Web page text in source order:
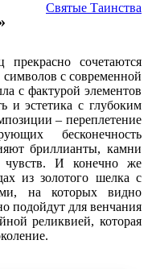
Святые Таинства
сочетаются
с современной
с фактурой элементов
и эстетика с глубоким
– переплетение
бесконечность
бриллианты, камни
чувств. И конечно же
из золотого шелка с
на которых видно
подойдут для венчания
реликвией, которая